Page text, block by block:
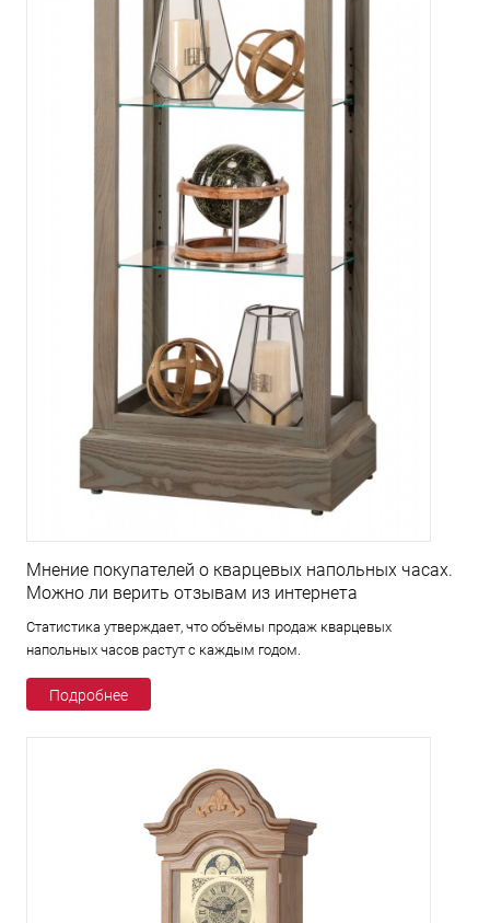
Мнение покупателей о кварцевых напольных часах.
Можно ли верить отзывам из интернета
Статистика утверждает, что объёмы продаж кварцевых
напольных часов растут с каждым годом.
Подробнее